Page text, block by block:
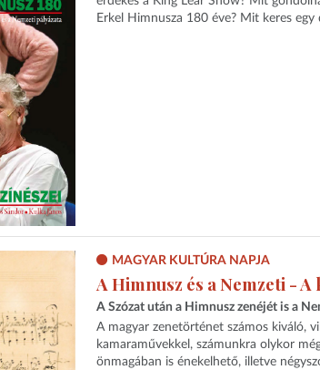
Erkel Himnusza 180 éve? Mit keres
MAGYAR KULTÚRA NAPJA
A Himnusz és a Nemzeti -
A Szózat után a Himnusz zenéjét is a
A magyar zenetörténet számos kiváló,
kamaraművekkel, számunkra olykor
önmagában is énekelhető, illetve